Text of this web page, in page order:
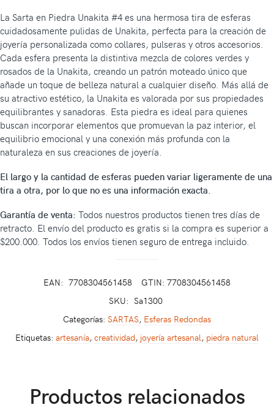
La Sarta en Piedra Unakita #4 es una hermosa tira de esferas
cuidadosamente pulidas de Unakita, perfecta para la creación de
joyería personalizada como collares, pulseras y otros accesorios.
Cada esfera presenta la distintiva mezcla de colores verdes y
rosados de la Unakita, creando un patrón moteado único que
añade un toque de belleza natural a cualquier diseño. Más allá de
su atractivo estético, la Unakita es valorada por sus propiedades
equilibrantes y sanadoras. Esta piedra es ideal para quienes
buscan incorporar elementos que promuevan la paz interior, el
equilibrio emocional y una conexión más profunda con la
naturaleza en sus creaciones de joyería.
El largo y la cantidad de esferas pueden variar ligeramente de una
tira a otra, por lo que no es una información exacta.
Garantía de venta: Todos nuestros productos tienen tres días de
retracto. El envío del producto es gratis si la compra es superior a
$200.000. Todos los envíos tienen seguro de entrega incluido.
EAN: 7708304561458
GTIN: 7708304561458
SKU: Sa1300
Categorías: SARTAS, Esferas Redondas
Etiquetas: artesanía, creatividad, joyería artesanal, piedra natural
Productos relacionados